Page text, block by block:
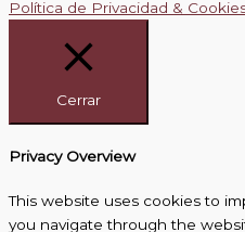
Política de Privacidad &
Cerrar
Privacy Overview
This website uses cookies to
you navigate through the